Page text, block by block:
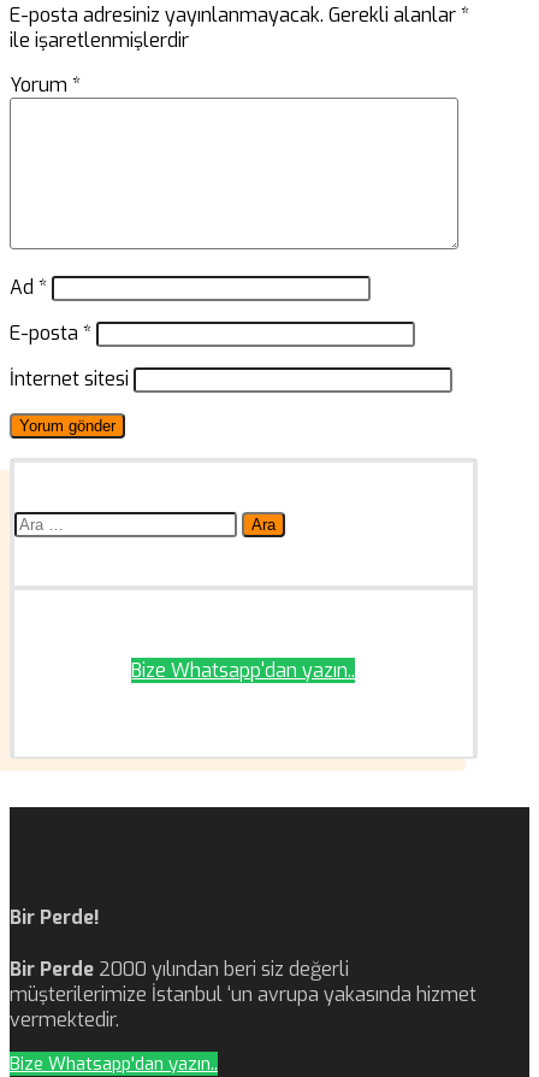
E-posta adresiniz yayınlanmayacak. Gerekli alanlar*
ile işaretlenmişlerdir
Yorum *
Ad *
E-posta *
İnternet sitesi
Arama:
Bize Whatsapp'dan yazın..
Bir Perde!
Bir Perde 2000 yılından beri siz değerli
müşterilerimize İstanbul ‘un avrupa yakasında hizmet
vermektedir.
Bize Whatsapp'dan yazın..